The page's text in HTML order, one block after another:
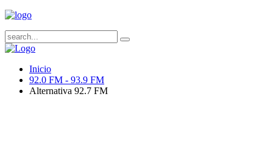
Inicio
92.0 FM - 93.9 FM
Alternativa 92.7 FM